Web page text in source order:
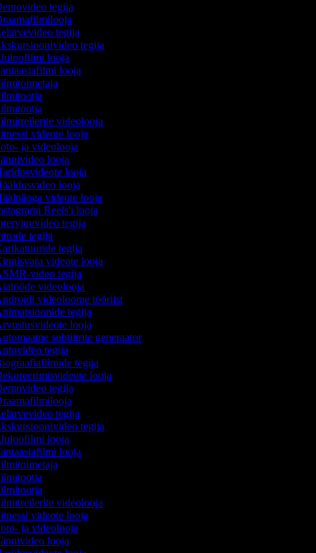
tegija
tegija
tegija
looja
looja
videolooja
videote looja
ja videolooja
looja
looja
looja
videote looja
Reels'i looja
tegija
tegija
tegija
videote looja
video tegija
videolooja
videoloome tööriist
tegija
looja
subtiitrite generaator
tegija
tegija
looja
tegija
tegija
tegija
looja
looja
videolooja
videote looja
ja videolooja
looja